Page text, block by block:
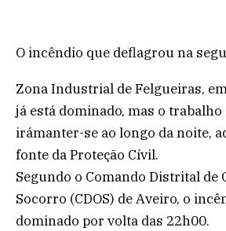
O incêndio que deflagrou na
Zona Industrial de Felgueiras,
já está dominado, mas o
irámanter-se ao longo da noite,
fonte da Proteção Cívil.
Segundo o Comando Distrital de
Socorro (CDOS) de Aveiro, o
dominado por volta das 22h00.